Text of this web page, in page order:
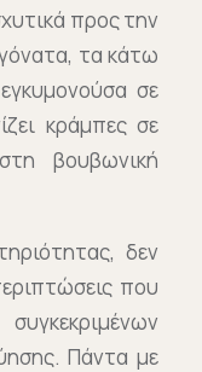
προς την
τα κάτω
σε
κράμπες σε
βουβωνική
δεν
που
Πάντα με